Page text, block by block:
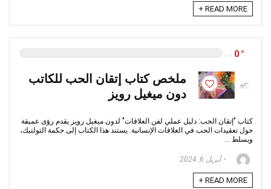
READ MORE +
0
ملخص كتاب إتقان الحب للكاتب
دون ميغيل رويز
كتاب "إتقان الحب: دليل عملي لفن العلاقات" لدون ميغيل رويز يقدم رؤى عميقة
حول تعقيدات الحب في العلاقات الإنسانية. يستند هذا الكتاب إلى حكمة التولتيك،
ويسلط ...
أبريل 6, 2024
READ MORE +